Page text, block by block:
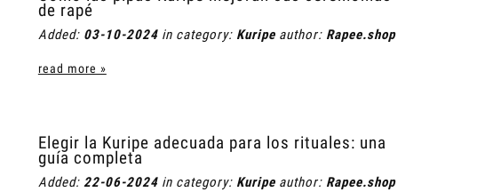
de rapé
Added: 03-10-2024in category: Kuripeauthor: Rapee.shop
read more »
Elegir la Kuripe adecuada para los rituales: una
guía completa
Added: 22-06-2024in category: Kuripeauthor: Rapee.shop